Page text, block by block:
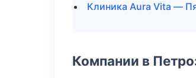
Клиника Aura Vita —
Компании в